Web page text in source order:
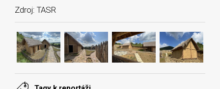
Zdroj: TASR